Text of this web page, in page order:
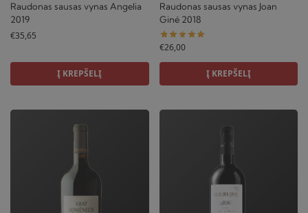
Raudonas sausas vynas Angelia
2019
€35,65
Į KREPŠELĮ
Raudonas sausas vynas Joan
Giné 2018
€26,00
Į KREPŠELĮ